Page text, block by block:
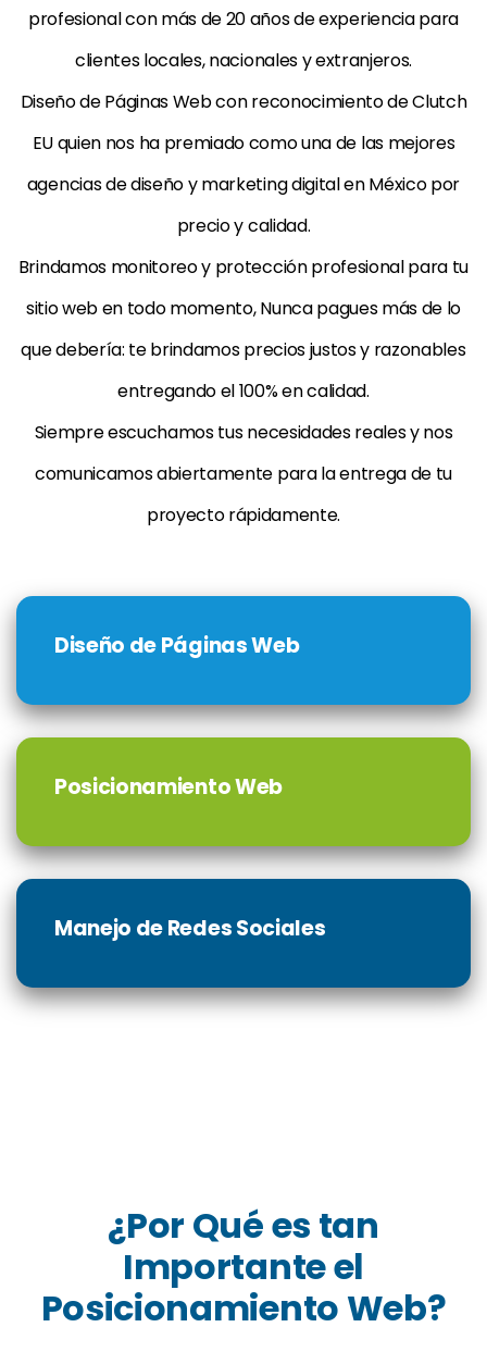
profesional con más de 20 años de experiencia para
clientes locales, nacionales y extranjeros.
Diseño de Páginas Web con reconocimiento de Clutch
EU quien nos ha premiado como una de las mejores
agencias de diseño y marketing digital en México por
precio y calidad.
Brindamos monitoreo y protección profesional para tu
sitio web en todo momento, Nunca pagues más de lo
que debería: te brindamos precios justos y razonables
entregando el 100% en calidad.
Siempre escuchamos tus necesidades reales y nos
comunicamos abiertamente para la entrega de tu
proyecto rápidamente.
Diseño de Páginas Web
Posicionamiento Web
Manejo de Redes Sociales
¿Por Qué es tan
Importante el
Posicionamiento Web?